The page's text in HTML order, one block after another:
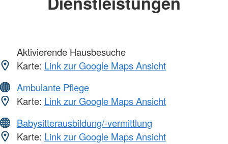
Aktivierende Hausbesuche
Karte: Link zur Google Maps Ansicht
Ambulante Pflege
Karte: Link zur Google Maps Ansicht
Babysitterausbildung/-vermittlung
Karte: Link zur Google Maps Ansicht